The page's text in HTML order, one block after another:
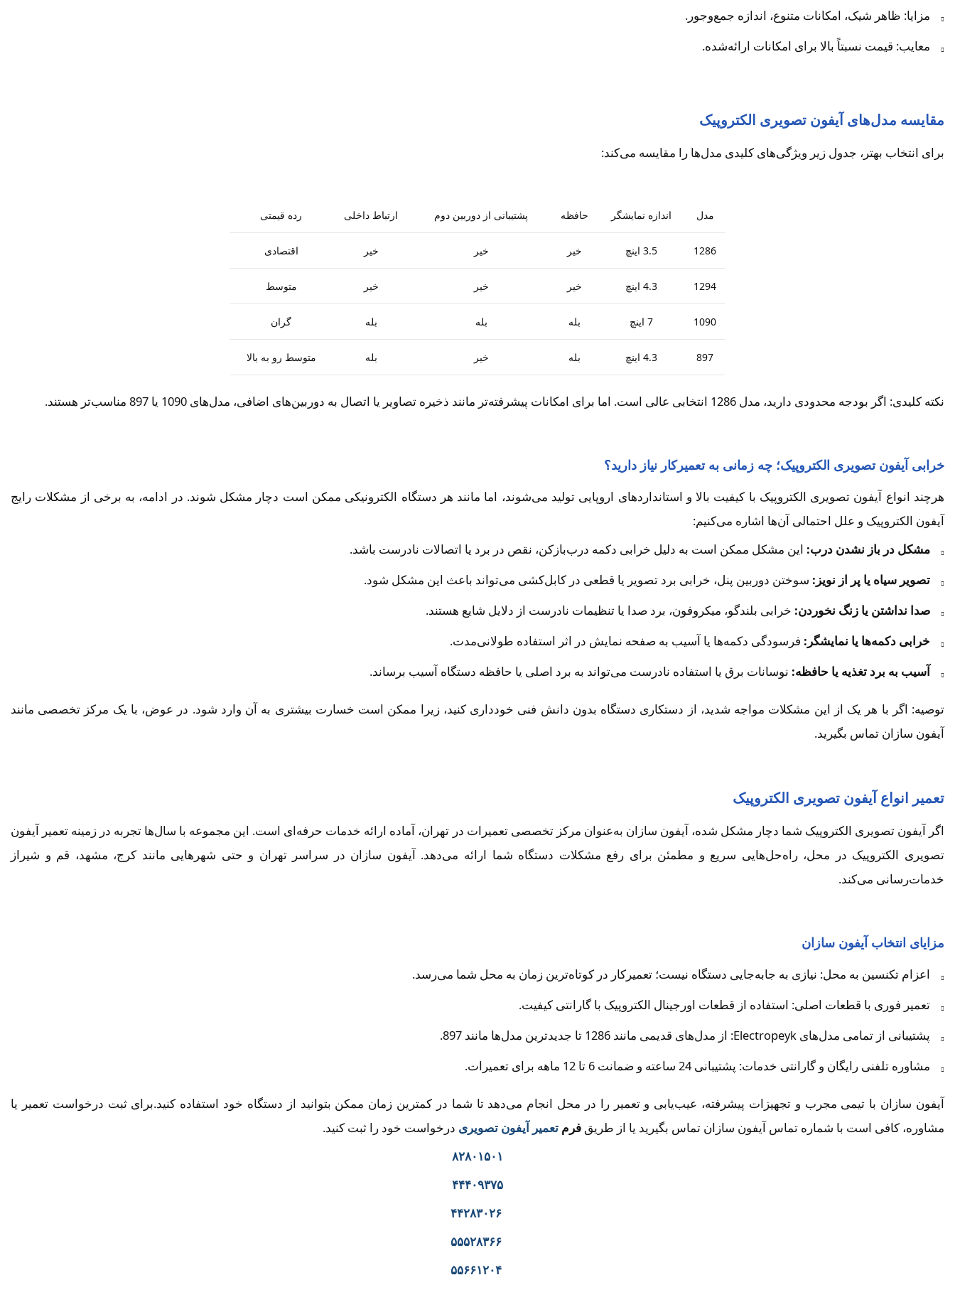
مزایا: ظاهر شیک، امکانات متنوع، اندازه جمع‌وجور.
معایب: قیمت نسبتاً بالا برای امکانات ارائه‌شده.
مقایسه مدل‌های آیفون تصویری الکتروپیک
برای انتخاب بهتر، جدول زیر ویژگی‌های کلیدی مدل‌ها را مقایسه می‌کند:
مدل اندازه نمایشگر حافظه پشتیبانی از دوربین دوم ارتباط داخلی رده قیمتی
1286 3.5 اینچ خیر خیر خیر اقتصادی
1294 4.3 اینچ خیر خیر خیر متوسط
1090 7 اینچ بله بله بله گران
897 4.3 اینچ بله خیر بله متوسط رو به بالا
نکته کلیدی: اگر بودجه محدودی دارید، مدل 1286 انتخابی عالی است. اما برای امکانات پیشرفته‌تر مانند ذخیره تصاویر یا اتصال به دوربین‌های اضافی، مدل‌های 1090 یا 897 مناسب‌تر هستند.
خرابی آیفون تصویری الکتروپیک؛ چه زمانی به تعمیرکار نیاز دارید؟
هرچند انواع آیفون تصویری الکتروپیک با کیفیت بالا و استانداردهای اروپایی تولید می‌شوند، اما مانند هر دستگاه الکترونیکی ممکن است دچار مشکل شوند. در ادامه، به برخی از مشکلات رایج
آیفون الکتروپیک و علل احتمالی آن‌ها اشاره می‌کنیم:
مشکل در باز نشدن درب: این مشکل ممکن است به دلیل خرابی دکمه درب‌بازکن، نقص در برد یا اتصالات نادرست باشد.
تصویر سیاه یا پر از نویز: سوختن دوربین پنل، خرابی برد تصویر یا قطعی در کابل‌کشی می‌تواند باعث این مشکل شود.
صدا نداشتن یا زنگ نخوردن: خرابی بلندگو، میکروفون، برد صدا یا تنظیمات نادرست از دلایل شایع هستند.
خرابی دکمه‌ها یا نمایشگر: فرسودگی دکمه‌ها یا آسیب به صفحه نمایش در اثر استفاده طولانی‌مدت.
آسیب به برد تغذیه یا حافظه: نوسانات برق یا استفاده نادرست می‌تواند به برد اصلی یا حافظه دستگاه آسیب برساند.
توصیه: اگر با هر یک از این مشکلات مواجه شدید، از دستکاری دستگاه بدون دانش فنی خودداری کنید، زیرا ممکن است خسارت بیشتری به آن وارد شود. در عوض، با یک مرکز تخصصی مانند
آیفون سازان تماس بگیرید.
تعمیر انواع آیفون تصویری الکتروپیک
اگر آیفون تصویری الکتروپیک شما دچار مشکل شده، آیفون سازان به‌عنوان مرکز تخصصی تعمیرات در تهران، آماده ارائه خدمات حرفه‌ای است. این مجموعه با سال‌ها تجربه در زمینه تعمیر آیفون
تصویری الکتروپیک در محل، راه‌حل‌هایی سریع و مطمئن برای رفع مشکلات دستگاه شما ارائه می‌دهد. آیفون سازان در سراسر تهران و حتی شهرهایی مانند کرج، مشهد، قم و شیراز
خدمات‌رسانی می‌کند.
مزایای انتخاب آیفون سازان
اعزام تکنسین به محل: نیازی به جابه‌جایی دستگاه نیست؛ تعمیرکار در کوتاه‌ترین زمان به محل شما می‌رسد.
تعمیر فوری با قطعات اصلی: استفاده از قطعات اورجینال الکتروپیک با گارانتی کیفیت.
پشتیبانی از تمامی مدل‌های Electropeyk: از مدل‌های قدیمی مانند 1286 تا جدیدترین مدل‌ها مانند 897.
مشاوره تلفنی رایگان و گارانتی خدمات: پشتیبانی 24 ساعته و ضمانت 6 تا 12 ماهه برای تعمیرات.
آیفون سازان با تیمی مجرب و تجهیزات پیشرفته، عیب‌یابی و تعمیر را در محل انجام می‌دهد تا شما در کمترین زمان ممکن بتوانید از دستگاه خود استفاده کنید.برای ثبت درخواست تعمیر یا
مشاوره، کافی است با شماره تماس آیفون سازان تماس بگیرید یا از طریق فرم تعمیر آیفون تصویری درخواست خود را ثبت کنید.
۸۲۸۰۱۵۰۱
۴۴۴۰۹۳۷۵
۴۴۲۸۳۰۲۶
۵۵۵۲۸۳۶۶
۵۵۶۶۱۲۰۴